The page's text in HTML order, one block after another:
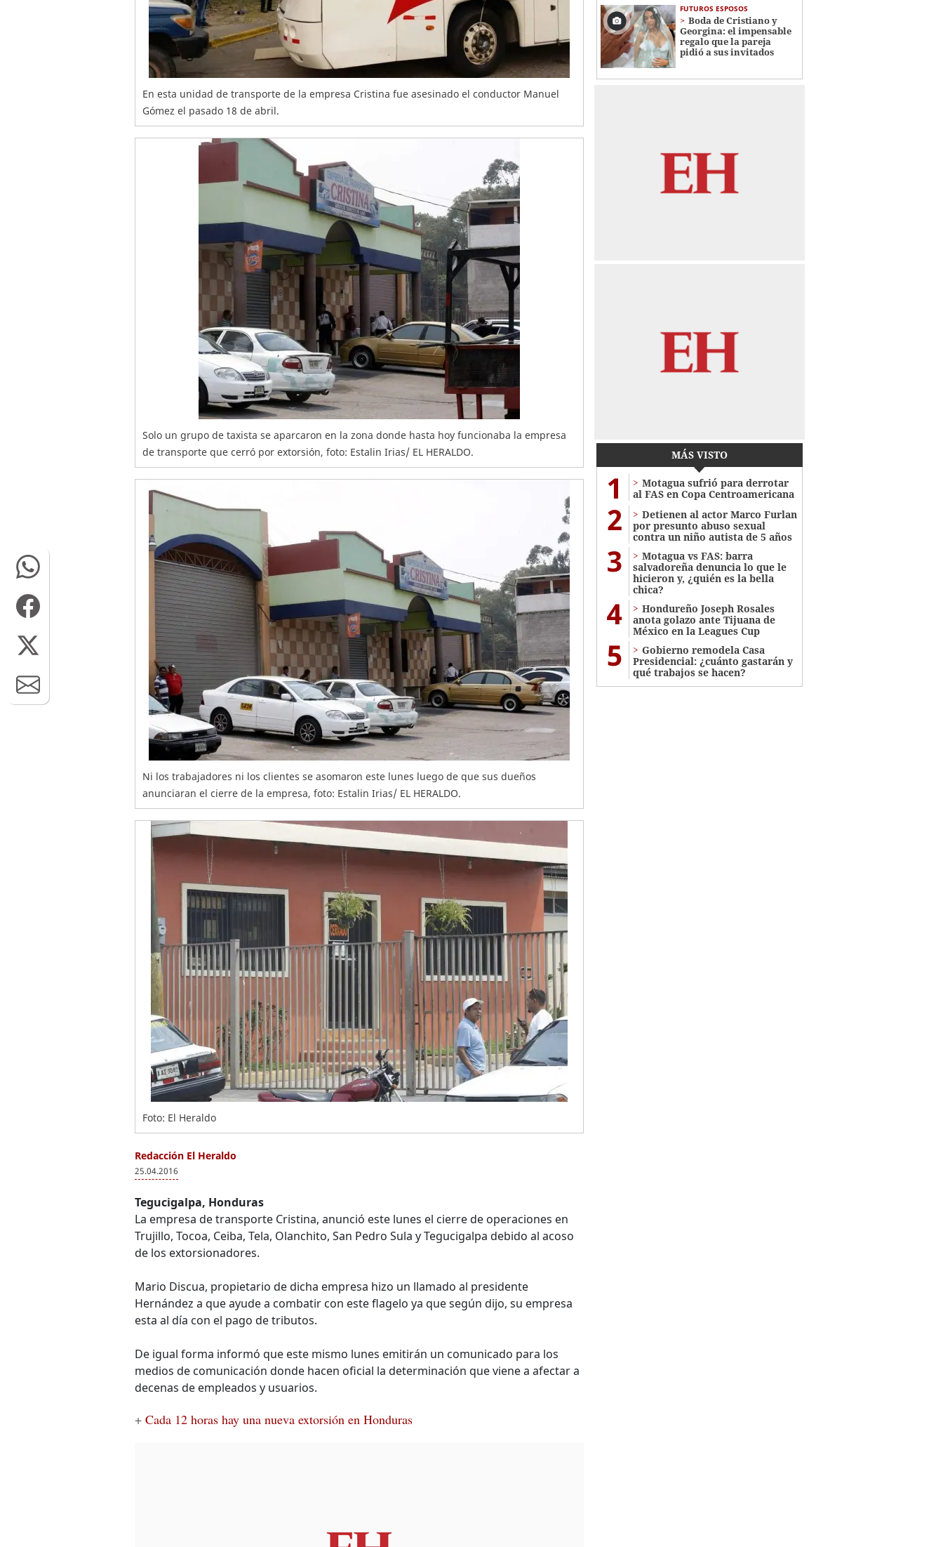
En esta unidad de transporte de la empresa Cristina fue asesinado el conductor Manuel
Gómez el pasado 18 de abril.
Solo un grupo de taxista se aparcaron en la zona donde hasta hoy funcionaba la empresa
de transporte que cerró por extorsión, foto: Estalin Irias/ EL HERALDO.
Ni los trabajadores ni los clientes se asomaron este lunes luego de que sus dueños
anunciaran el cierre de la empresa, foto: Estalin Irias/ EL HERALDO.
Foto: El Heraldo
Redacción El Heraldo
25.04.2016
Tegucigalpa, Honduras
La empresa de transporte Cristina, anunció este lunes el cierre de operaciones en
Trujillo, Tocoa, Ceiba, Tela, Olanchito, San Pedro Sula y Tegucigalpa debido al acoso
de los extorsionadores.
Mario Discua, propietario de dicha empresa hizo un llamado al presidente
Hernández a que ayude a combatir con este flagelo ya que según dijo, su empresa
esta al día con el pago de tributos.
De igual forma informó que este mismo lunes emitirán un comunicado para los
medios de comunicación donde hacen oficial la determinación que viene a afectar a
decenas de empleados y usuarios.
+ Cada 12 horas hay una nueva extorsión en Honduras
FUTUROS ESPOSOS
Boda de Cristiano y
Georgina: el impensable
regalo que la pareja
pidió a sus invitados
MÁS VISTO
1
Motagua sufrió para derrotar
al FAS en Copa Centroamericana
2
Detienen al actor Marco Furlan
por presunto abuso sexual
contra un niño autista de 5 años
3
Motagua vs FAS: barra
salvadoreña denuncia lo que le
hicieron y, ¿quién es la bella
chica?
4
Hondureño Joseph Rosales
anota golazo ante Tijuana de
México en la Leagues Cup
5
Gobierno remodela Casa
Presidencial: ¿cuánto gastarán y
qué trabajos se hacen?